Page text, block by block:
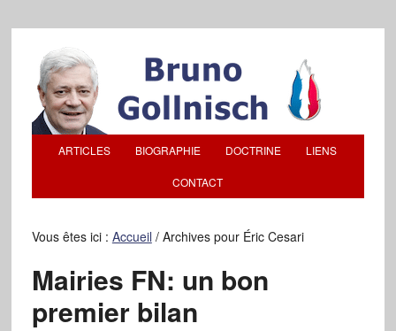
ARTICLES BIOGRAPHIE DOCTRINE LIENS
CONTACT
Vous êtes ici : Accueil /Archives pour Éric Cesari
Mairies FN: un bon
premier bilan